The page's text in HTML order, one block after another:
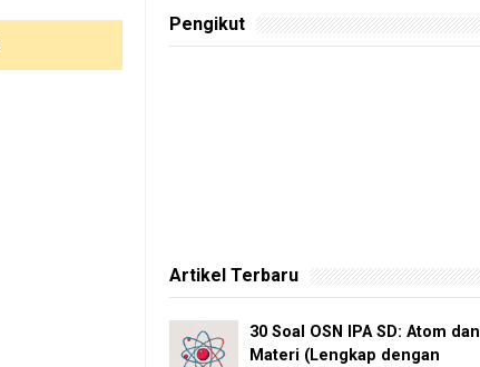
Pengikut
Artikel Terbaru
30 Soal OSN IPA SD: Atom dan
Materi (Lengkap dengan